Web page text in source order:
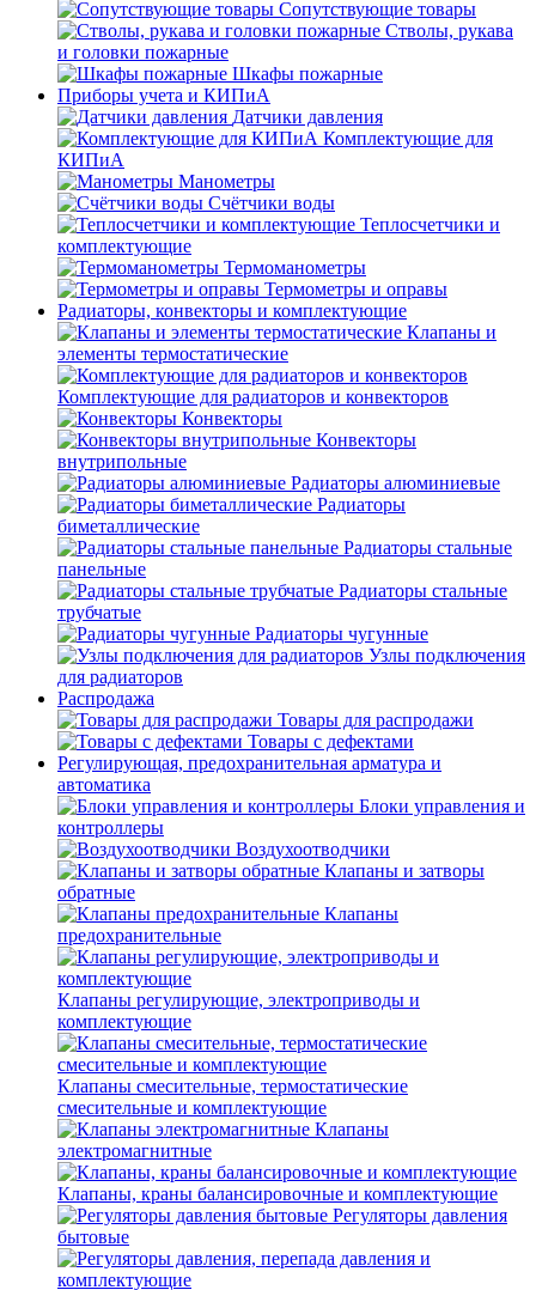
Сопутствующие товары
Стволы, рукава
и головки пожарные
Шкафы пожарные
Приборы учета и КИПиА
Датчики давления
Комплектующие для
КИПиА
Манометры
Счётчики воды
Теплосчетчики и
комплектующие
Термоманометры
Термометры и оправы
Радиаторы, конвекторы и комплектующие
Клапаны и
элементы термостатические
Комплектующие для радиаторов и конвекторов
Конвекторы
Конвекторы
внутрипольные
Радиаторы алюминиевые
Радиаторы
биметаллические
Радиаторы стальные
панельные
Радиаторы стальные
трубчатые
Радиаторы чугунные
Узлы подключения
для радиаторов
Распродажа
Товары для распродажи
Товары с дефектами
Регулирующая, предохранительная арматура и
автоматика
Блоки управления и
контроллеры
Воздухоотводчики
Клапаны и затворы
обратные
Клапаны
предохранительные
Клапаны регулирующие, электроприводы и
комплектующие
Клапаны смесительные, термостатические
смесительные и комплектующие
Клапаны
электромагнитные
Клапаны, краны балансировочные и комплектующие
Регуляторы давления
бытовые